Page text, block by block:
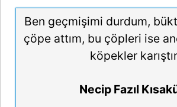
Ben geçmişimi durdum,
çöpe attım, bu çöpleri ise
köpekler
Necip Fazıl